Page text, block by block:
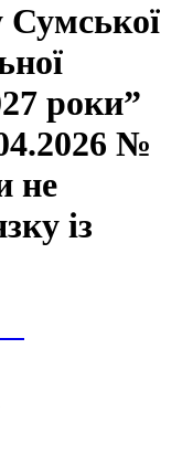
Сумської
роки”
№
не
із